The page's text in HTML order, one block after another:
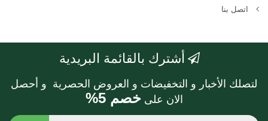
اتصل بنا
أشترك بالقائمة البريدية
لتصلك الأخبار و التخفيضات و العروض الحصرية و أحصل
الان على خصم 5%